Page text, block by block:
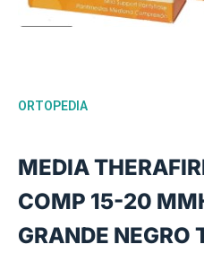
ORTOPEDIA
MEDIA
COMP 15-20
GRANDE NEGRO